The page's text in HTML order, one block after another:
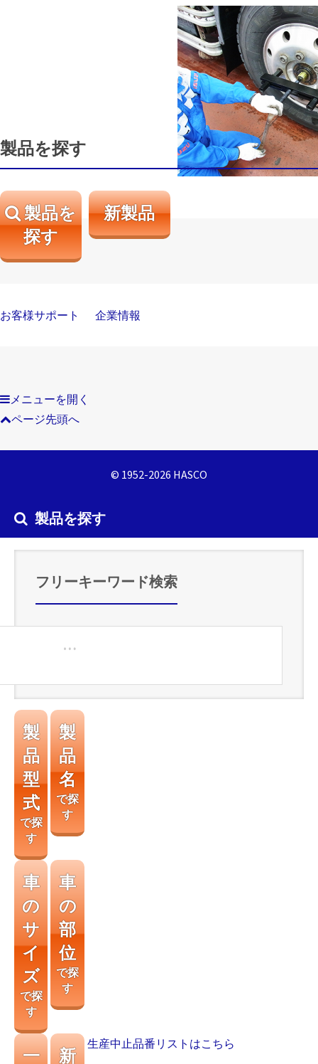
製品を探す
製品を
探す
新製品
お客様サポート 企業情報
メニューを開く
ページ先頭へ
© 1952-2026 HASCO
製品を探す
フリーキーワード検索
製
品
型
式
で探
す
製
品
名
で探
す
車
の
サ
イ
ズ
で探
す
車
の
部
位
で探
す
一 新
生産中止品番リストはこちら